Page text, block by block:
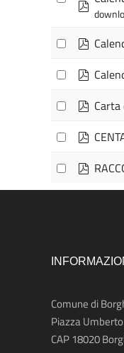
Carta
f
Comune di
Piazza
CAP 18020